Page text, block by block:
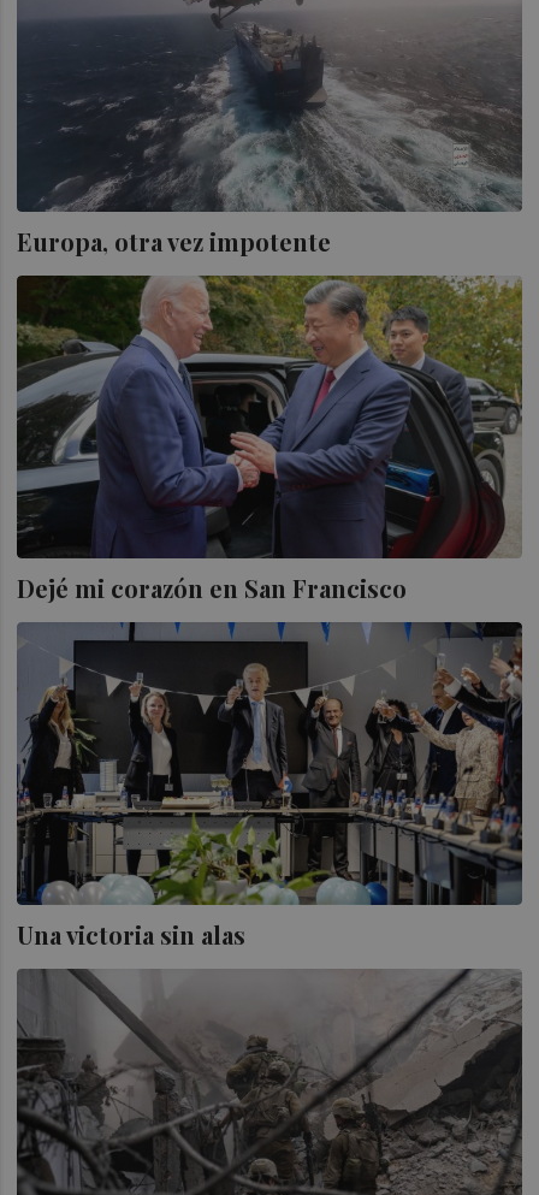
Europa, otra vez impotente
Dejé mi corazón en San Francisco
Una victoria sin alas